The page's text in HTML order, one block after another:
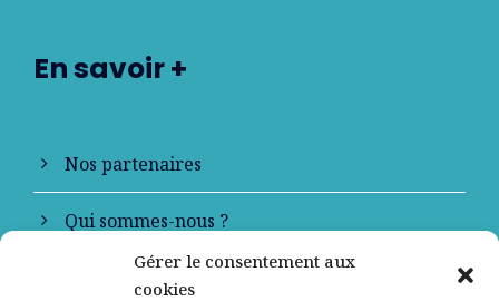
Gérer le consentement aux
cookies
En savoir +
Nos partenaires
Qui sommes-nous ?
Contactez-nous